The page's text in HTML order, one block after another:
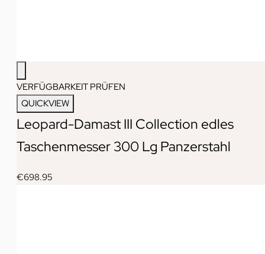
VERFÜGBARKEIT PRÜFEN
QUICKVIEW
Leopard-Damast III Collection edles
Taschenmesser 300 Lg Panzerstahl
€698.95